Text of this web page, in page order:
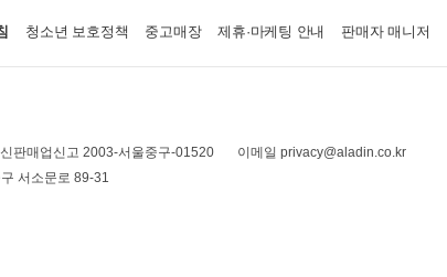
청소년 보호정책 중고매장 제휴·마케팅 안내 판매자 매니저
판매업신고 2003-서울중구-01520
이메일 privacy@aladin.co.kr
서소문로 89-31